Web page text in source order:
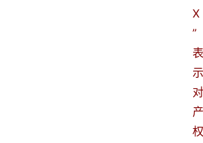
X
”
表
示
对
产
权